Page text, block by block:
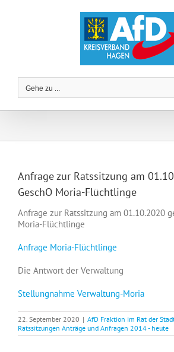
Gehe zu ...
Anfrage zur Ratssitzung am
GeschO Moria-Flüchtlinge
Anfrage zur Ratssitzung am 01.10.2020
Moria-Flüchtlinge
Anfrage Moria-Flüchtlinge
Die Antwort der Verwaltung
Stellungnahme Verwaltung-Moria
22. September 2020 | AfD Fraktion im Rat der
Ratssitzungen Anträge und Anfragen 2014 - heute